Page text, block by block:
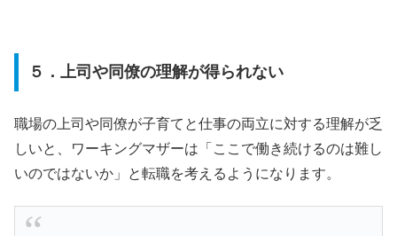
５．上司や同僚の理解が得られない
職場の上司や同僚が子育てと仕事の両立に対する理解が乏
しいと、ワーキングマザーは「ここで働き続けるのは難し
いのではないか」と転職を考えるようになります。